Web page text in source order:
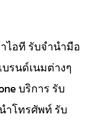
ไอที รับจำนำมือ
รนด์เนมต่างๆ
บริการ รับ
ำโทรศัพท์ รับ